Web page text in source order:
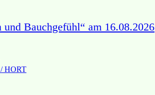
HORT
Bauchgefühl“ am 16.08.2026